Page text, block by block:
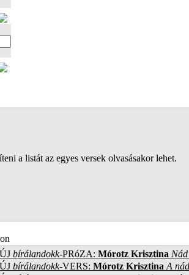
a listát az egyes versek olvasásakor lehet.
bírálandokk-PRóZA: Mórotz Krisztina
bírálandokk-VERS: Mórotz Krisztina A